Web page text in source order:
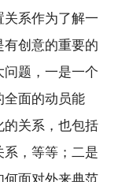
系作为了解一
创意的重要的
题，一是一个
全面的动员能
的关系，也包括
，等等；二是
何面对外来典范